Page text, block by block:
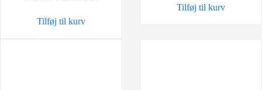
Tilføj til kurv
Tilføj til kurv